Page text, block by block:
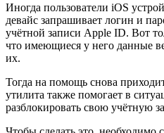
Иногда пользователи iOS
девайс запрашивает логин и
учётной записи Apple ID. Вот
что имеющиеся у него данные
их.
Тогда на помощь снова
утилита также помогает в
разблокировать свою учётную